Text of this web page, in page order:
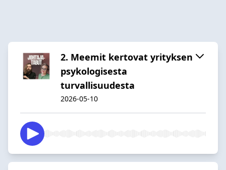
2. Meemit kertovat yrityksen
psykologisesta
turvallisuudesta
2026-05-10